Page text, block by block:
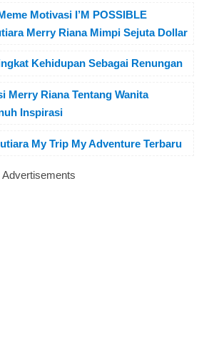
Motivasi I’M POSSIBLE
Merry Riana Mimpi Sejuta Dollar
Kehidupan Sebagai Renungan
Merry Riana Tentang Wanita
Inspirasi
My Trip My Adventure Terbaru
Advertisements